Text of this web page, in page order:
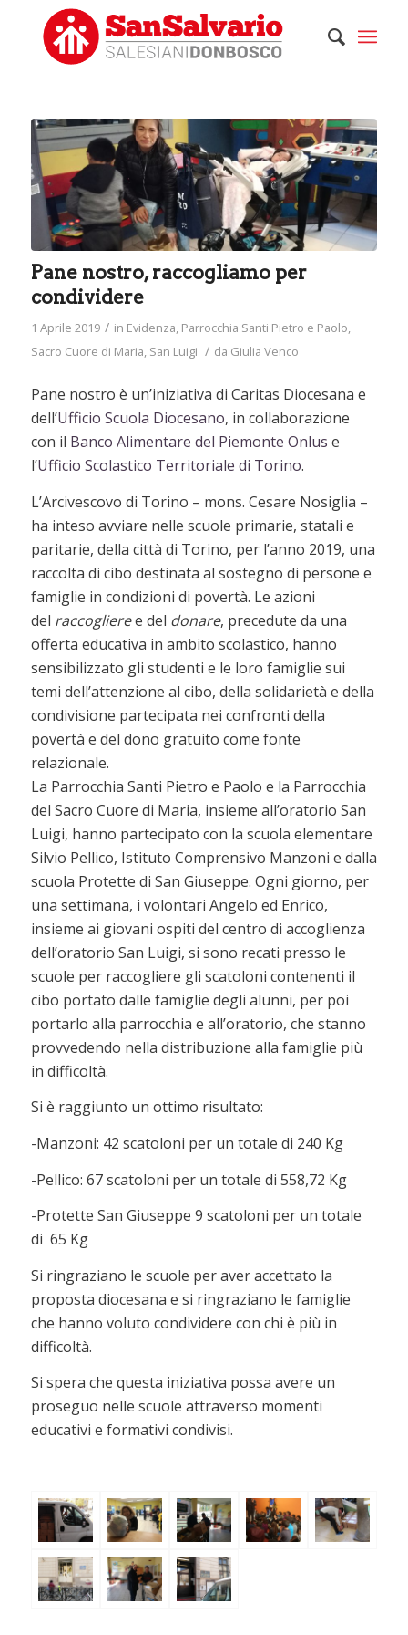
Pane nostro, raccogliamo per
condividere
1 Aprile 2019 / in Evidenza, Parrocchia Santi Pietro e Paolo,
Sacro Cuore di Maria, San Luigi / da Giulia Venco
Pane nostro è un’iniziativa di Caritas Diocesana e
dell’Ufficio Scuola Diocesano, in collaborazione
con il Banco Alimentare del Piemonte Onlus e
l’Ufficio Scolastico Territoriale di Torino.
L’Arcivescovo di Torino – mons. Cesare Nosiglia –
ha inteso avviare nelle scuole primarie, statali e
paritarie, della città di Torino, per l’anno 2019, una
raccolta di cibo destinata al sostegno di persone e
famiglie in condizioni di povertà. Le azioni
del raccogliere e del donare, precedute da una
offerta educativa in ambito scolastico, hanno
sensibilizzato gli studenti e le loro famiglie sui
temi dell’attenzione al cibo, della solidarietà e della
condivisione partecipata nei confronti della
povertà e del dono gratuito come fonte
relazionale.
La Parrocchia Santi Pietro e Paolo e la Parrocchia
del Sacro Cuore di Maria, insieme all’oratorio San
Luigi, hanno partecipato con la scuola elementare
Silvio Pellico, Istituto Comprensivo Manzoni e dalla
scuola Protette di San Giuseppe. Ogni giorno, per
una settimana, i volontari Angelo ed Enrico,
insieme ai giovani ospiti del centro di accoglienza
dell’oratorio San Luigi, si sono recati presso le
scuole per raccogliere gli scatoloni contenenti il
cibo portato dalle famiglie degli alunni, per poi
portarlo alla parrocchia e all’oratorio, che stanno
provvedendo nella distribuzione alla famiglie più
in difficoltà.
Si è raggiunto un ottimo risultato:
-Manzoni: 42 scatoloni per un totale di 240 Kg
-Pellico: 67 scatoloni per un totale di 558,72 Kg
-Protette San Giuseppe 9 scatoloni per un totale
di 65 Kg
Si ringraziano le scuole per aver accettato la
proposta diocesana e si ringraziano le famiglie
che hanno voluto condividere con chi è più in
difficoltà.
Si spera che questa iniziativa possa avere un
proseguo nelle scuole attraverso momenti
educativi e formativi condivisi.